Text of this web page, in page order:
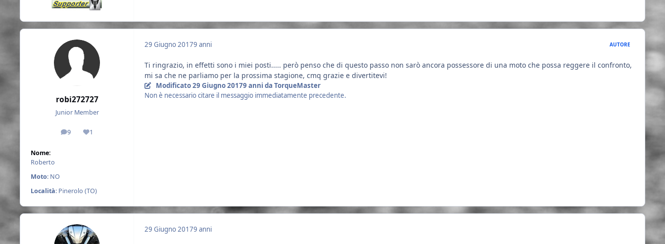
robi272727
Junior Member
9
messaggi1
Reputazione
Nome:
Roberto
Moto: NO
Località: Pinerolo (TO)
29 Giugno 20179 anni AUTORE
Ti ringrazio, in effetti sono i miei posti..... però penso che di questo passo non sarò ancora possessore di una moto che possa reggere il confronto,
mi sa che ne parliamo per la prossima stagione, cmq grazie e divertitevi!
Modificato29 Giugno 20179 anni da TorqueMaster
Non è necessario citare il messaggio immediatamente precedente.
29 Giugno 20179 anni